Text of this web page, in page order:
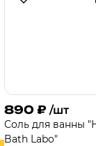
890 ₽ /шт
Соль для ванны
Bath Labo"